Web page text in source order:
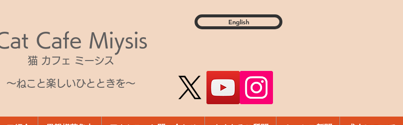
Cafe Miysis
猫 カフェ ミーシス
～ねこと楽しいひとときを～
English